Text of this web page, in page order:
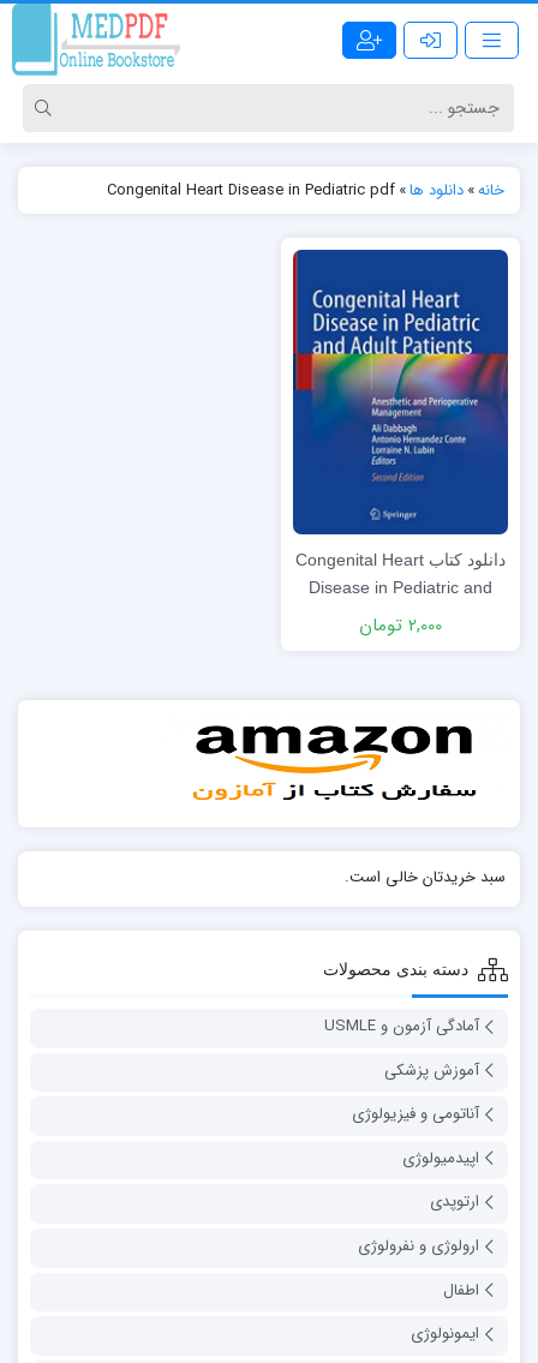
خانه»دانلود ها»
Congenital Heart Disease in Pediatric pdf
دانلود كتاب Congenital Heart
Disease in Pediatric and
Adult Patients: Anesthetic
and Perioperative
2,000 تومان
سبد خریدتان خالی است.
دسته بندی محصولات
آمادگی آزمون و USMLE
آموزش پزشکی
آناتومی و فیزیولوژی
اپیدمیولوژی
ارتوپدی
ارولوژی و نفرولوژی
اطفال
ایمونولوژی